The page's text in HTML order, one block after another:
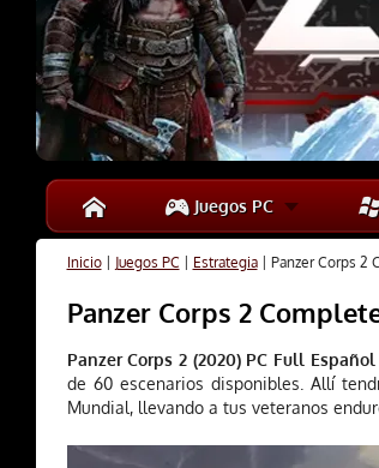
Juegos PC
Inicio| Juegos PC | Estrategia| Panzer Corps 2
Panzer Corps 2
Panzer Corps 2 (2020) PC Full Español
de 60 escenarios disponibles. Allí
Mundial, llevando a tus veteranos